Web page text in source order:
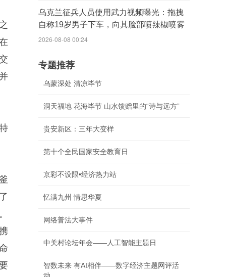
乌克兰征兵人员使用武力视频曝光：拖拽
自称19岁男子下车，向其脸部喷辣椒喷雾
2026-08-08 00:24
专题推荐
乌蒙深处 清凉毕节
洞天福地 花海毕节 山水馈赠里的“诗与远方”
贵安新区：三年大变样
第十个全民国家安全教育日
京彩不设限•经济热力站
忆满九州 情思华夏
网络普法大事件
中关村论坛年会——人工智能主题日
智数未来 有AI相伴——数字经济主题网评活